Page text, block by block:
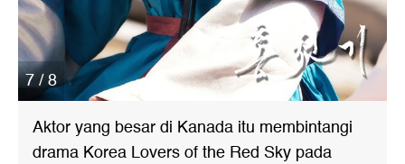
7 / 8
Aktor yang besar di Kanada itu membintangi
drama Korea Lovers of the Red Sky pada